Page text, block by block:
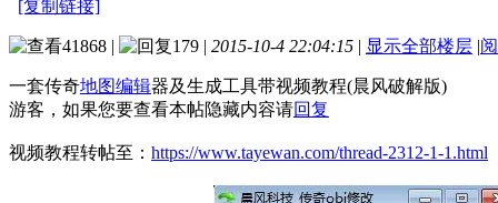
[复制链接]
41868 | 179 | 2015-10-4 22:04:15 | 显示全部楼层 |
一套传奇地图编辑器及生成工具带视频教程(晨风破解版)
游客，如果您要查看本帖隐藏内容请回复
视频教程转帖至： https://www.tayewan.com/thread-2312-1-1.html